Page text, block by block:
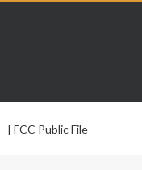
| FCC Public File